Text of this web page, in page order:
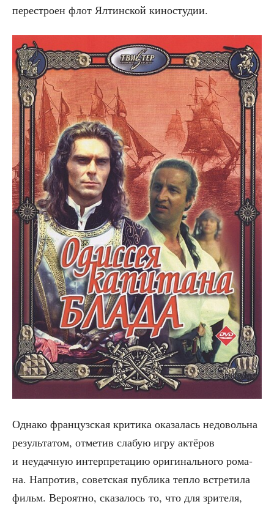
пере­стро­ен флот Ялтин­ской киностудии.
Одна­ко фран­цуз­ская кри­ти­ка ока­за­лась недо­воль­на
резуль­та­том, отме­тив сла­бую игру актё­ров
и неудач­ную интер­пре­та­цию ори­ги­наль­но­го рома­
на. Напро­тив, совет­ская пуб­ли­ка теп­ло встре­ти­ла
фильм. Веро­ят­но, ска­за­лось то, что для зри­те­ля,